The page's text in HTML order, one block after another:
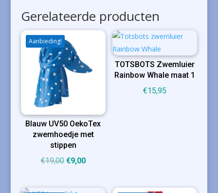
Gerelateerde producten
Aanbieding!
Blauw UV50 OekoTex
zwemhoedje met
stippen
€19,00 Oorspronkelijke
€9,00Huidige
TOTSBOTS Zwemluier
Rainbow Whale maat 1
€15,95